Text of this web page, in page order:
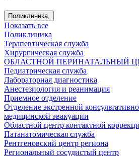
Поликлиника,
Показать все
Поликлиника
Терапевтическая служба
Хирургическая служба
ОБЛАСТНОЙ ПЕРИНАТАЛЬНЫЙ
Педиатрическая служба
Лабораторная диагностика
Анестезиология и реанимация
Приемное отделение
Отделение экстренной
медицинской эвакуации
Областной центр контактной
Патанатомическая служба
Рентгеновский центр региона
Региональный сосудистый центр